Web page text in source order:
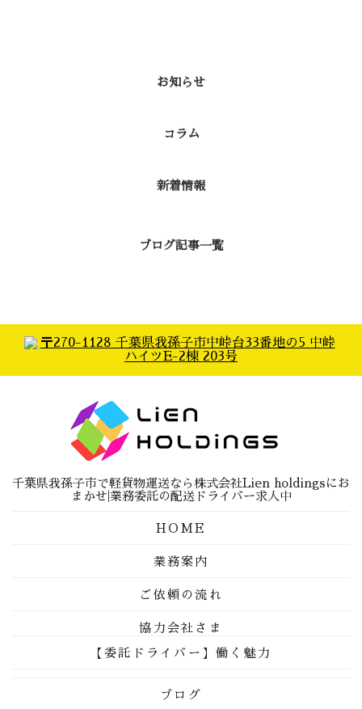
お知らせ
コラム
新着情報
ブログ記事一覧
千葉県我孫子市で軽貨物運送なら株式会社Lien holdingsにお
まかせ|業務委託の配送ドライバー求人中
HOME
業務案内
ご依頼の流れ
協力会社さま
【委託ドライバー】働く魅力
ブログ